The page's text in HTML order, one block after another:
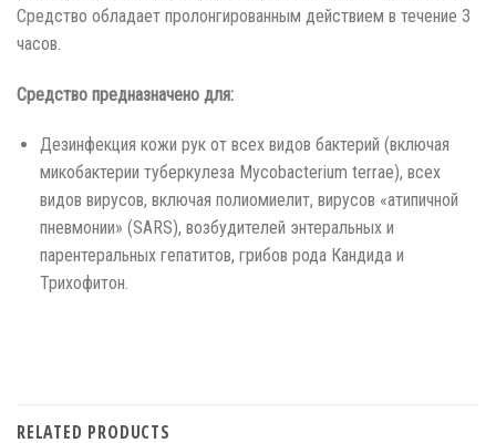
Средство обладает пролонгированным действием в течение 3
часов.
Средство предназначено для:
Дезинфекция кожи рук от всех видов бактерий (включая
микобактерии туберкулеза Mycobacterium terrae), всех
видов вирусов, включая полиомиелит, вирусов «атипичной
пневмонии» (SARS), возбудителей энтеральных и
парентеральных гепатитов, грибов рода Кандида и
Трихофитон.
RELATED PRODUCTS